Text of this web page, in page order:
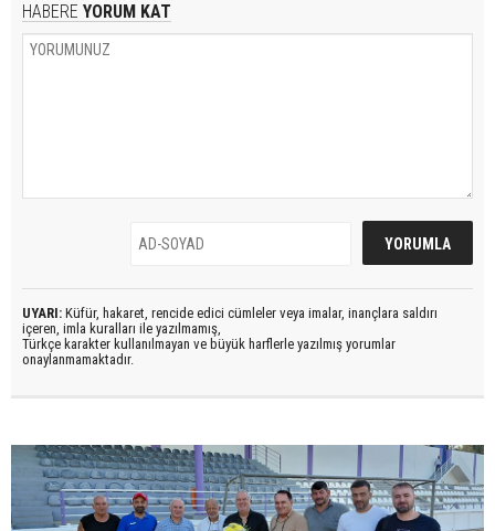
HABERE YORUM KAT
UYARI: Küfür, hakaret, rencide edici cümleler veya imalar, inançlara saldırı
içeren, imla kuralları ile yazılmamış,
Türkçe karakter kullanılmayan ve büyük harflerle yazılmış yorumlar
onaylanmamaktadır.